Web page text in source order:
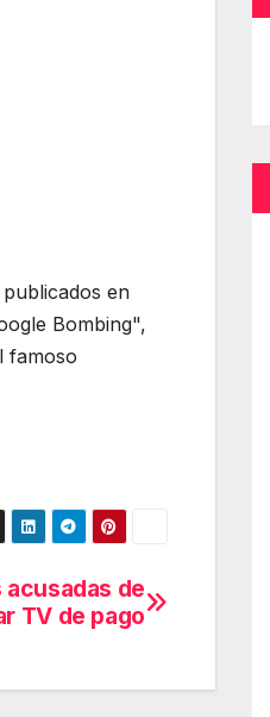
en
Bombing",
famoso
de
TV de pago